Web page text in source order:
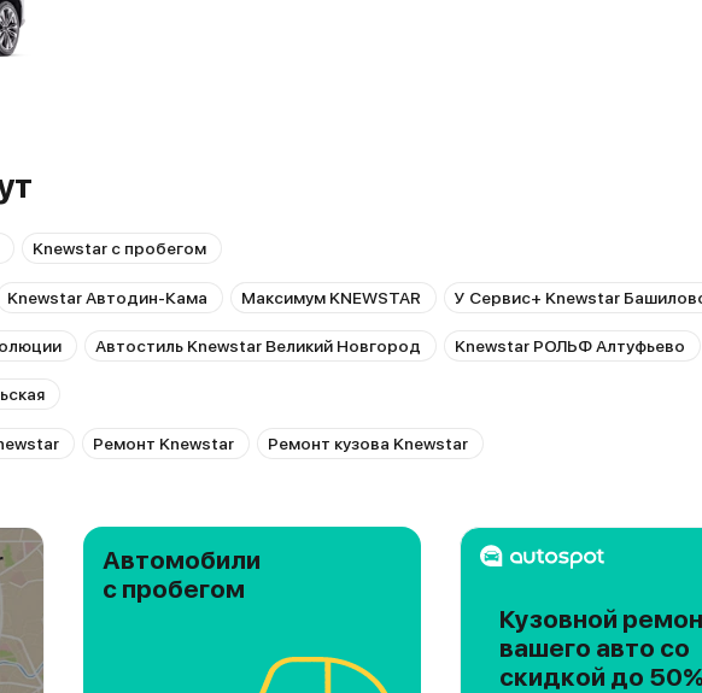
Knewstar с пробегом
Knewstar Автодин-Кама Максимум KNEWSTAR У Сервис+ Knewstar
Автостиль Knewstar Великий Новгород Knewstar РОЛЬФ Алтуфьево
Ремонт Knewstar Ремонт кузова Knewstar
Автомобили
с пробегом
Кузовной
вашего авто со
скидкой до 50%